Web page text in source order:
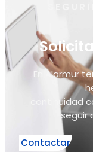
En Alarmur
continuidad
seguir
Contactar